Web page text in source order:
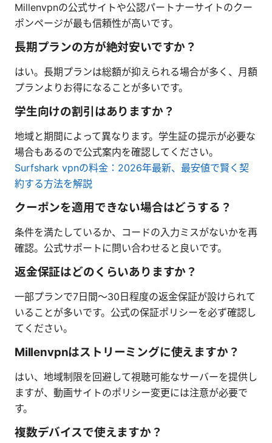
Millenvpnの公式サイトや公認パートナーサイトのクー
ポンページが最も信頼性が高いです。
長期プランの方が絶対安いですか？
はい。長期プランは総額が抑えられる場合が多く、月額
プランよりお得になることが多いです。
学生向けの割引はありますか？
地域と期間によって異なります。学生証の提示が必要な
場合もあるので公式案内を確認してください。
Surfshark vpnの料金：2026年最新、最安値で賢く契
約する方法を解説
クーポンを適用できない場合はどうする？
条件を満たしているか、コードの入力ミスがないかを再
確認。公式サポートに問い合わせると良いです。
返金保証はどのくらいありますか？
一部プランで7日間〜30日程度の返金保証が設けられて
いることが多いです。公式の保証ポリシーを必ず確認し
てください。
Millenvpnはストリーミングに使えますか？
はい、地域制限を回避して視聴可能なサーバーを提供し
ますが、動画サイトのポリシー変更には注意が必要で
す。
複数デバイスで使えますか？